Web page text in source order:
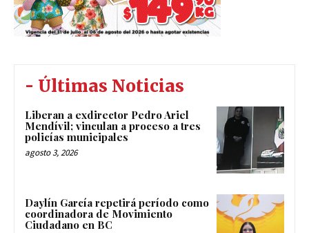
- Últimas Noticias
Liberan a exdirector Pedro Ariel
Mendívil; vinculan a proceso a tres
policías municipales
agosto 3, 2026
Daylín García repetirá período como
coordinadora de Movimiento
Ciudadano en BC